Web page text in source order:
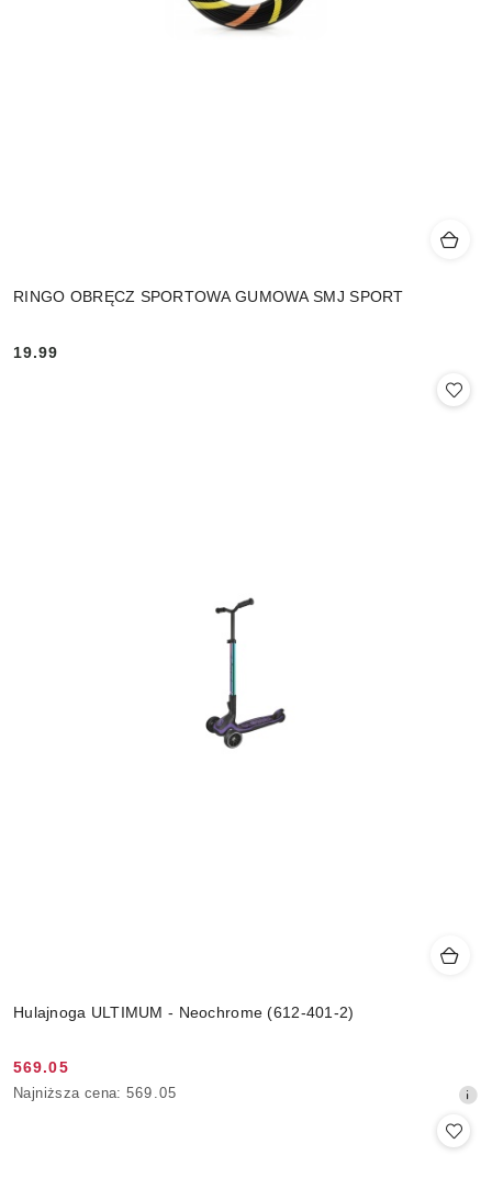
RINGO OBRĘCZ SPORTOWA GUMOWA SMJ SPORT
Cena:
19.99
Hulajnoga ULTIMUM - Neochrome (612-401-2)
Cena
promocyjna:
569.05
Najniższa
Najniższa cena: 569.05